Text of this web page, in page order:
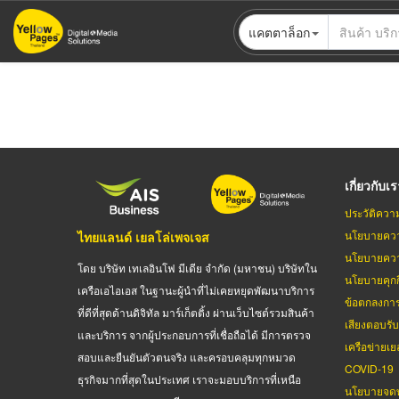
ข้าม
ไป
แคตตาล็อก
ไทยแลนด์ เยลโล่เพจเจส
โดย บริษัท เทเลอินโฟ มีเดีย จำกัด (มหาชน) บริษัทใน
เครือเอไอเอส ในฐานะผู้นำที่ไม่เคยหยุดพัฒนาบริการ
ที่ดีที่สุดด้านดิจิทัล มาร์เก็ตติ้ง ผ่านเว็บไซต์รวมสินค้า
และบริการ จากผู้ประกอบการที่เชื่อถือได้ มีการตรวจ
สอบและยืนยันตัวตนจริง และครอบคลุมทุกหมวด
ธุรกิจมากที่สุดในประเทศ เราจะมอบบริการที่เหนือ
เกี่ยวกับเ
ประวัติควา
นโยบายค
นโยบายคว
นโยบายคุก
ข้อตกลงกา
เสียงตอบ
เครือข่ายเ
COVID-19
นโยบายจด